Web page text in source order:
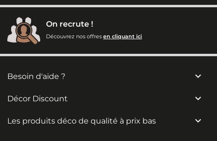
On recrute !
Découvrez nos offres en cliquant ici
Besoin d'aide ? 
Décor Discount 
Les produits déco de qualité à prix bas 